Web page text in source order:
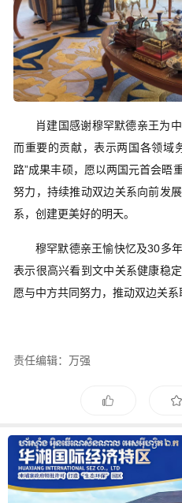
肖建国感谢穆罕默德亲王为
而重要的贡献，表示两国各领域
路”成果丰硕，愿以两国元首会晤
努力， 持续推动双边关系向前发
系， 创建更美好的明天。
穆罕默德亲王愉快忆及30多
表示很高兴看到文中关系健康稳
愿与中方共同努力，推动双边关系
责任编辑：万强